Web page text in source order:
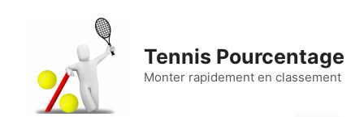
Tennis Pourcentage
Monter rapidement en classement